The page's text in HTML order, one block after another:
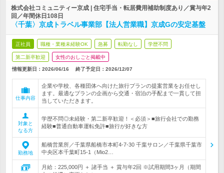
株式会社コミュニティー京成 | 住宅手当・転居費用補助制度あり／賞与年2
回／年間休日108日
〈千葉〉京成トラベル事業部【法人営業職】京成Gの安定基盤
正社員 職種・業種未経験OK 急募 転勤なし 学歴不問
第二新卒歓迎 女性のおしごと掲載中
情報更新日：2026/06/16 終了予定日： 2026/12/07
仕事内容
企業や学校、各種団体へ向けた旅行プランの提案営業をお任せし
ます。最適なプランの企画から交通・宿泊の手配まで一貫して担
当していただきます。
対象と
なる方
学歴不問◎未経験・第二新卒歓迎！＜必須＞■旅行会社での勤務
経験■普通自動車運転免許■旅行が好きな方
勤務地
船橋営業所／千葉県船橋市本町4-7-30 千葉サロン／千葉県千葉市
中央区本千葉町15-1（Mio2…
月給：225,000円 ＋ 諸手当 ＋ 賞与年2回 ※試用期間3ヶ月（期間